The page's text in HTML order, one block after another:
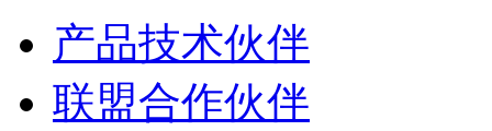
产品技术伙伴
联盟合作伙伴